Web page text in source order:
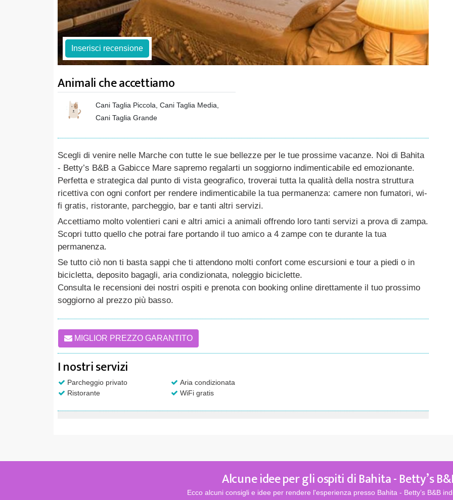
Inserisci recensione
Animali che accettiamo
Cani Taglia Piccola, Cani Taglia Media,
Cani Taglia Grande
Scegli di venire nelle Marche con tutte le sue bellezze per le tue prossime vacanze. Noi di Bahita
- Betty’s B&B a Gabicce Mare sapremo regalarti un soggiorno indimenticabile ed emozionante.
Perfetta e strategica dal punto di vista geografico, troverai tutta la qualità della nostra struttura
ricettiva con ogni confort per rendere indimenticabile la tua permanenza: camere non fumatori, wi-
fi gratis, ristorante, parcheggio, bar e tanti altri servizi.
Accettiamo molto volentieri cani e altri amici a animali offrendo loro tanti servizi a prova di zampa.
Scopri tutto quello che potrai fare portando il tuo amico a 4 zampe con te durante la tua
permanenza.
Se tutto ciò non ti basta sappi che ti attendono molti confort come escursioni e tour a piedi o in
bicicletta, deposito bagagli, aria condizionata, noleggio biciclette.
Consulta le recensioni dei nostri ospiti e prenota con booking online direttamente il tuo prossimo
soggiorno al prezzo più basso.
MIGLIOR PREZZO GARANTITO
I nostri servizi
Parcheggio privato
Aria condizionata
Ristorante
WiFi gratis
Alcune idee per gli ospiti di Bahita - Betty’s
Ecco alcuni consigli e idee per rendere l'esperienza presso Bahita - Betty’s B&B